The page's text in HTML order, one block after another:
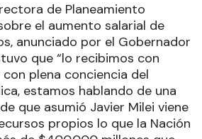
de Planeamiento
el aumento salarial de
anunciado por el Gobernador
que “lo recibimos con
plena conciencia del
estamos hablando de una
que asumió Javier Milei viene
propios lo que la Nación